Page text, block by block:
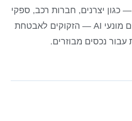
Edge או רשתות IoT — כגון יצרנים, חברות רכב, ספקי
תקשורת וסטארטאפים מונעי AI — הזקוקים לאבטחת